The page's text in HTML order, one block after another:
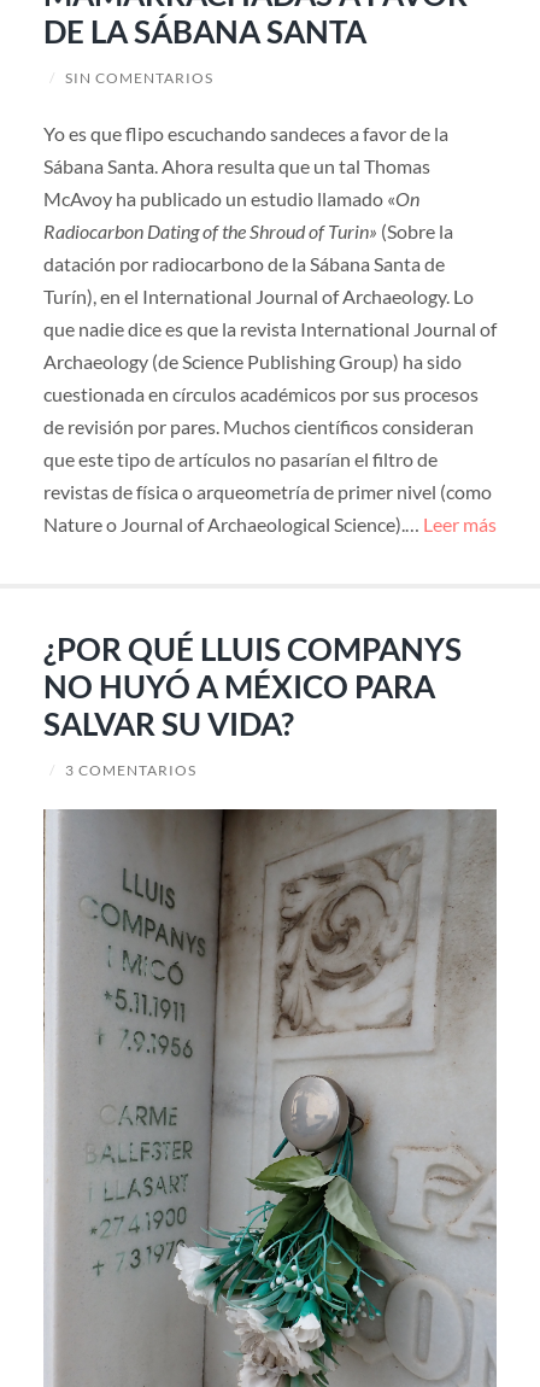
DE LA SÁBANA SANTA
/ SIN COMENTARIOS
Yo es que flipo escuchando sandeces a favor de la
Sábana Santa. Ahora resulta que un tal Thomas
McAvoy ha publicado un estudio llamado «On
Radiocarbon Dating of the Shroud of Turin» (Sobre la
datación por radiocarbono de la Sábana Santa de
Turín), en el International Journal of Archaeology. Lo
que nadie dice es que la revista International Journal of
Archaeology (de Science Publishing Group) ha sido
cuestionada en círculos académicos por sus procesos
de revisión por pares. Muchos científicos consideran
que este tipo de artículos no pasarían el filtro de
revistas de física o arqueometría de primer nivel (como
Nature o Journal of Archaeological Science).… Leer más
¿POR QUÉ LLUIS COMPANYS
NO HUYÓ A MÉXICO PARA
SALVAR SU VIDA?
/ 3 COMENTARIOS